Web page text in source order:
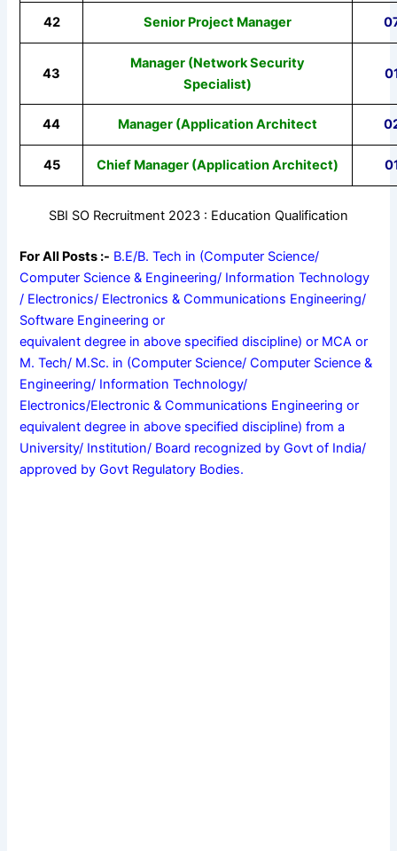
42 Senior Project Manager
43
Manager (Network Security
Specialist)
44 Manager (Application Architect
45 Chief Manager (Application Architect)
SBI SO Recruitment 2023 : Education Qualification
For All Posts :- B.E/B. Tech in (Computer Science/
Computer Science & Engineering/ Information Technology
/ Electronics/ Electronics & Communications Engineering/
Software Engineering or
equivalent degree in above specified discipline) or MCA or
M. Tech/ M.Sc. in (Computer Science/ Computer Science &
Engineering/ Information Technology/
Electronics/Electronic & Communications Engineering or
equivalent degree in above specified discipline) from a
University/ Institution/ Board recognized by Govt of India/
approved by Govt Regulatory Bodies.